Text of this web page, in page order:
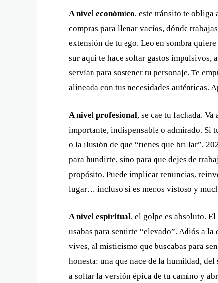
A nivel económico, este tránsito te obliga
compras para llenar vacíos, dónde
extensión de tu ego. Leo en sombra
sur aquí te hace soltar gastos impulsivos,
servían para sostener tu personaje. Te
alineada con tus necesidades auténticas.
A nivel profesional, se cae tu fachada.
importante, indispensable o admirado. Si
o la ilusión de que “tienes que brillar”,
para hundirte, sino para que dejes de
propósito. Puede implicar renuncias,
lugar… incluso si es menos vistoso y
A nivel espiritual, el golpe es absoluto.
usabas para sentirte “elevado”. Adiós a
vives, al misticismo que buscabas para
honesta: una que nace de la humildad,
a soltar la versión épica de tu camino y